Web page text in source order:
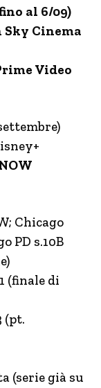
al 6/09)
Sky Cinema
Video
Chicago
PD s.10B
(finale di
(pt.
(serie già su